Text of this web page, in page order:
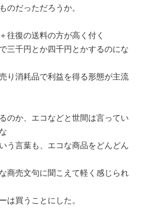
のだっただろうか。
往復の送料の方が高く付く
三千円とか四千円とかするのにな
り消耗品で利益を得る形態が主流
のか、エコなどと世間は言ってい
う言葉も、エコな商品をどんどん
商売文句に聞こえて軽く感じられ
は買うことにした。